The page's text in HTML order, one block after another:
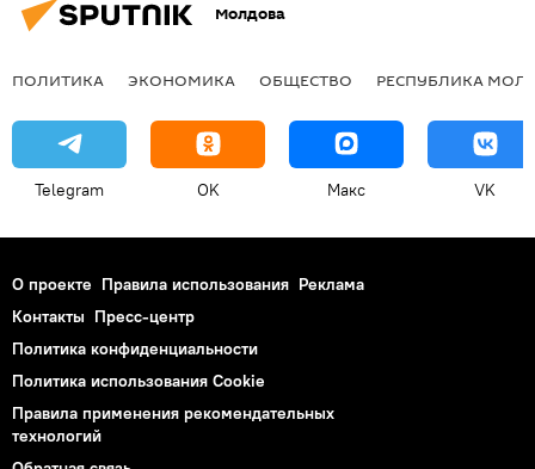
Молдова
ПОЛИТИКА ЭКОНОМИКА ОБЩЕСТВО РЕСПУБЛИКА
Telegram OK Макс VK
О проекте Правила использования Реклама
Контакты Пресс-центр
Политика конфиденциальности
Политика использования Cookie
Правила применения рекомендательных
технологий